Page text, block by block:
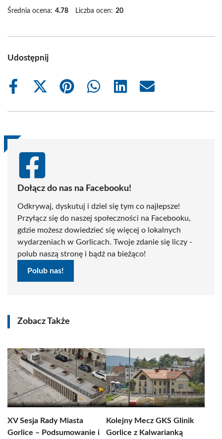
Średnia ocena: 4.78 Liczba ocen: 20
Udostępnij
Share
Share
(Twitter)
Share
Share
Share
Share
Dołącz do nas na Facebooku!
Odkrywaj, dyskutuj i dziel się tym co najlepsze!
Przyłącz się do naszej społeczności na Facebooku,
gdzie możesz dowiedzieć się więcej o lokalnych
wydarzeniach w Gorlicach. Twoje zdanie się liczy -
polub naszą stronę i bądź na bieżąco!
Polub nas!
Zobacz Także
XV Sesja Rady Miasta
Gorlice – Podsumowanie i
Kolejny Mecz GKS Glinik
Gorlice z Kalwarianką